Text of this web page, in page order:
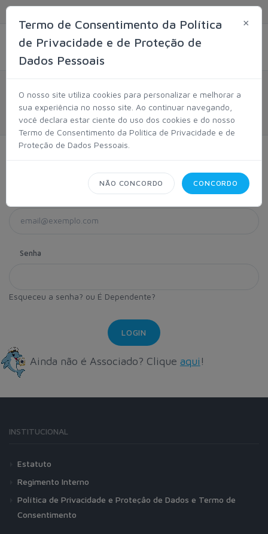
Login
Informe seus dados:
Senha
Esqueceu a senha? ou É Dependente?
Ainda não é Associado? Clique aqui !
INSTITUCIONAL
Estatuto
Regimento Interno
Política de Privacidade e Proteçâo de Dados e Termo de
Consentimento
Termo de Consentimento da Política
de Privacidade e de Proteção de
Dados Pessoais
×
O nosso site utiliza cookies para personalizar e melhorar a
sua experiência no nosso site. Ao continuar navegando,
você declara estar ciente do uso dos cookies e do nosso
Termo de Consentimento da Política de Privacidade e de
Proteção de Dados Pessoais.
NÃO CONCORDO CONCORDO